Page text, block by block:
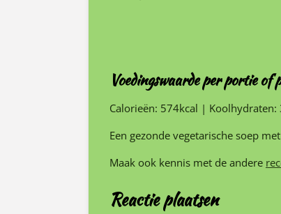
Voedingswaarde per portie of
Calorieën: 574kcal | Koolhydraten:
Een gezonde vegetarische soep
Maak ook kennis met de andere
Reactie plaatsen